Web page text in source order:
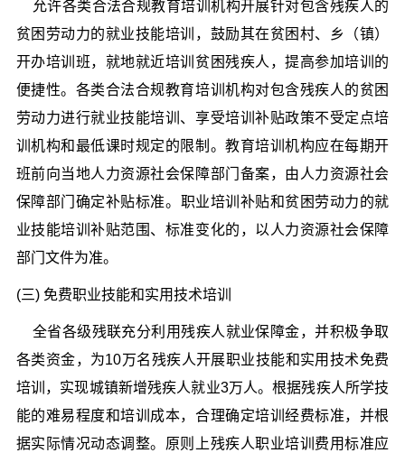
允许各类合法合规教育培训机构开展针对包含残疾人的
贫困劳动力的就业技能培训，鼓励其在贫困村、乡（镇）
开办培训班，就地就近培训贫困残疾人，提高参加培训的
便捷性。各类合法合规教育培训机构对包含残疾人的贫困
劳动力进行就业技能培训、享受培训补贴政策不受定点培
训机构和最低课时规定的限制。教育培训机构应在每期开
班前向当地人力资源社会保障部门备案，由人力资源社会
保障部门确定补贴标准。 职业培训补贴和贫困劳动力的就
业技能培训补贴范围、标准变化的，以人力资源社会保障
部门文件为准。
(三) 免费职业技能和实用技术培训
全省各级残联充分利用残疾人就业保障金，并积极争取
各类资金，为10万名残疾人开展职业技能和实用技术免费
培训，实现城镇新增残疾人就业3万人。根据残疾人所学技
能的难易程度和培训成本，合理确定培训经费标准，并根
据实际情况动态调整。原则上残疾人职业培训费用标准应